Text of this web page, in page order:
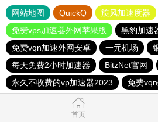
网站地图 QuickQ 旋风加速度器
免费vps加速器外网苹果版
黑豹加速
免费vqn加速外网安卓
一元机场
每天免费2小时加速器
BitzNet官网
永久不收费的vp加速器2023
免费
首页